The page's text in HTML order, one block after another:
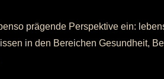
prägende Perspektive ein:
in den Bereichen Gesundheit,